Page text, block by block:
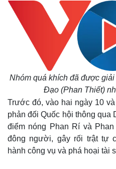
Nhóm quá khích đã được
Đạo (Phan Thiết)
Trước đó, vào hai ngày 10
phản đối Quốc hội thông qua
điểm nóng Phan Rí và
đông người, gây rối trật tự
hành công vụ và phá hoại tài